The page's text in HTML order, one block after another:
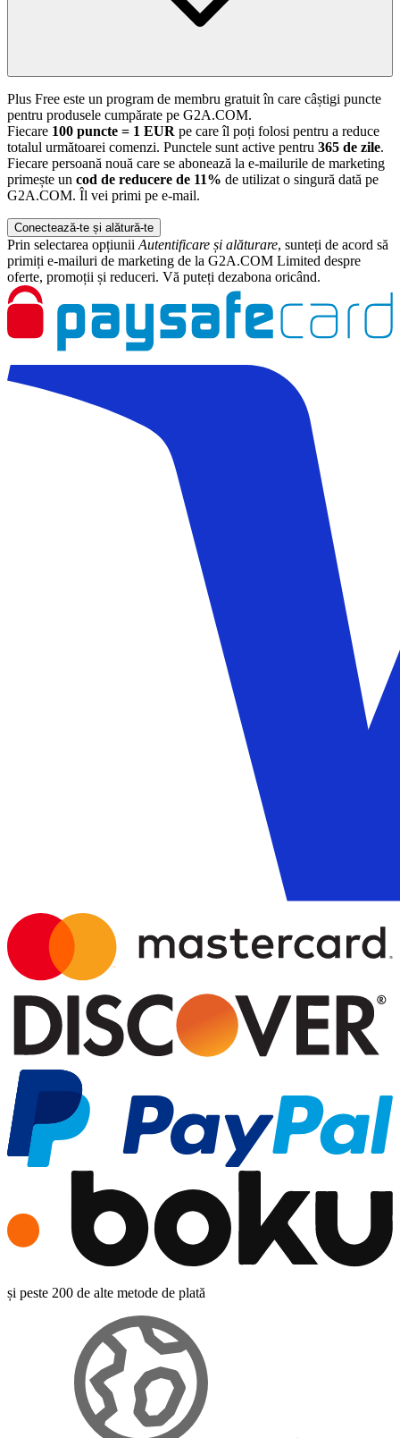
Plus Free este un program de membru gratuit în care câștigi puncte
pentru produsele cumpărate pe G2A.COM.
Fiecare 100 puncte = 1 EUR pe care îl poți folosi pentru a reduce
totalul următoarei comenzi. Punctele sunt active pentru 365 de zile.
Fiecare persoană nouă care se abonează la e-mailurile de marketing
primește un cod de reducere de 11% de utilizat o singură dată pe
G2A.COM. Îl vei primi pe e-mail.
Conectează-te și alătură-te
Prin selectarea opțiuniiAutentificare și alăturare, sunteți de acord să
primiți e-mailuri de marketing de la G2A.COM Limited despre
oferte, promoții și reduceri. Vă puteți dezabona oricând.
și peste 200 de alte metode de plată